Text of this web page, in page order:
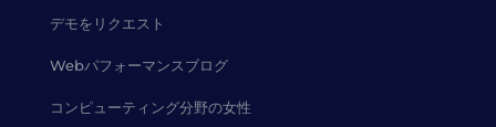
デモをリクエスト
Webパフォーマンスブログ
コンピューティング分野の女性